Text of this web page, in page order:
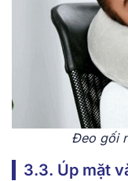
Đeo gối
3.3. Úp mặt